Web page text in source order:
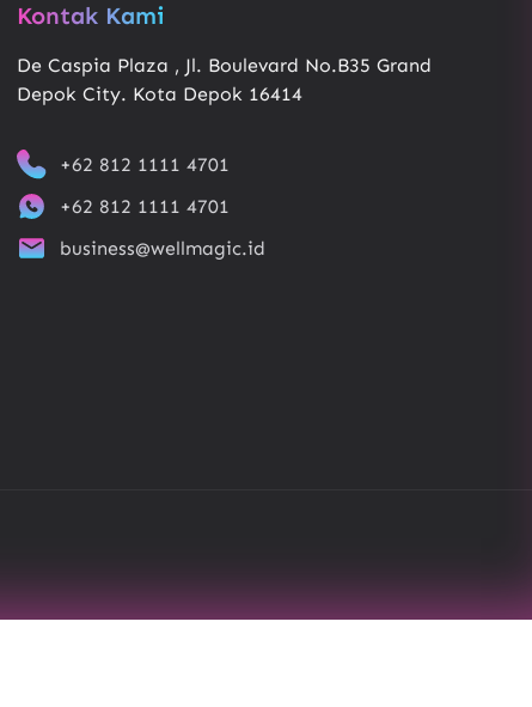
Kontak Kami
De Caspia Plaza , Jl. Boulevard No.B35 Grand
Depok City. Kota Depok 16414
+62 812 1111 4701
+62 812 1111 4701
business@wellmagic.id